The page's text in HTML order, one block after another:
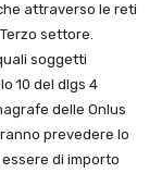
attraverso le reti
settore.
soggetti
10 del dlgs 4
delle Onlus
prevedere lo
di importo